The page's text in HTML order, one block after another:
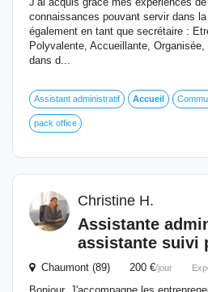
connaissances pouvant servir dans
également en tant que secrétaire :
Polyvalente, Accueillante,
dans d...
Assistant administratif Accueil
pack office
Christine H.
Assistante
assistante suivi
Chaumont (89) 200 €/jour